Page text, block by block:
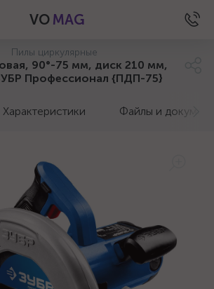
VO MAG
Пилы циркулярные
90°-75 мм, диск 210 мм,
Профессионал {ПДП-75}
Характеристики Файлы и